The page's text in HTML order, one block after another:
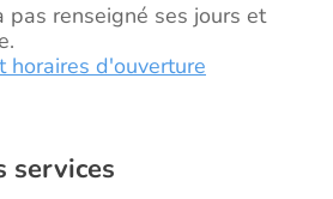
pas renseigné ses jours et
horaires d'ouverture
services